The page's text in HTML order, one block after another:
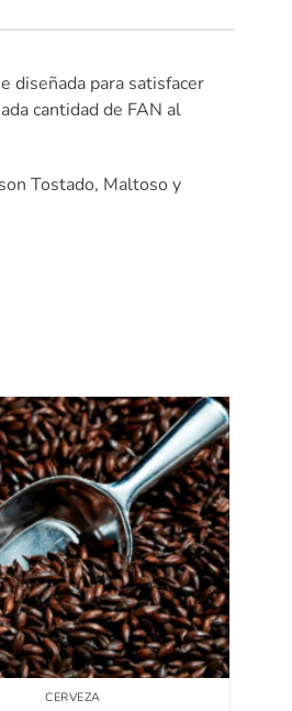
diseñada para satisfacer
cantidad de FAN al
Tostado, Maltoso y
CERVEZA